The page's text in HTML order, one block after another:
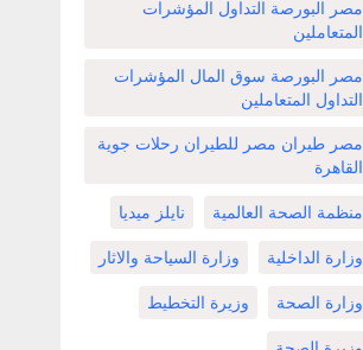
مصر البورصة التداول المؤشرات
المتعاملين
مصر البورصة سوق المال المؤشرات
التداول المتعاملين
مصر طيران مصر للطيران رحلات جوية
القاهرة
منظمة الصحة العالمية نايلز ميديا
وزارة الداخلية وزارة السياحة والاثار
وزارة الصحة وزيرة التخطيط